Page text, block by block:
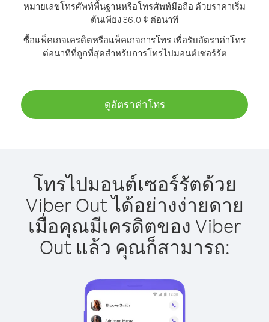
หมายเลขโทรศัพท์พื้นฐานหรือโทรศัพท์มือถือ ด้วยราคาเริ่ม
ต้นเพียง 36.0 ¢ ต่อนาที
ซื้อแพ็คเกจเครดิตหรือแพ็คเกจการโทร เพื่อรับอัตราค่าโทร
ต่อนาทีที่ถูกที่สุดสำหรับการโทรไปมอนต์เซอร์รัต
ดูอัตราค่าโทร
โทรไปมอนต์เซอร์รัตด้วย
Viber Out ได้อย่างง่ายดาย
เมื่อคุณมีเครดิตของ Viber
Out แล้ว คุณก็สามารถ: